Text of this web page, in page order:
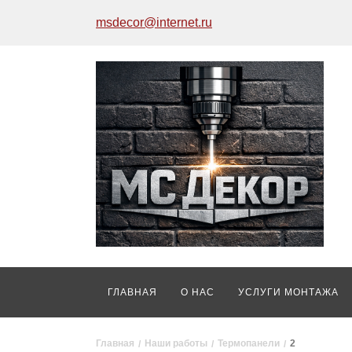
msdecor@internet.ru
ГЛАВНАЯ О НАС УСЛУГИ МОНТАЖА
Главная Наши работы Термопанели 2